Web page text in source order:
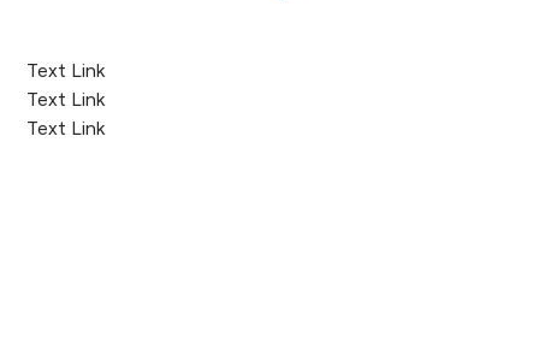
Text Link
Text Link
Text Link